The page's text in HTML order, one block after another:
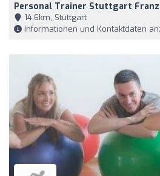
Personal Trainer Stuttgart
14,6km, Stuttgart
Informationen und Kontaktdaten